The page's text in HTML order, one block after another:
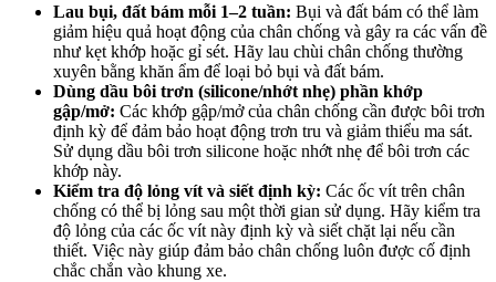
Lau bụi, đất bám mỗi 1–2 tuần: Bụi và đất bám có thể làm
giảm hiệu quả hoạt động của chân chống và gây ra các vấn đề
như kẹt khớp hoặc gỉ sét. Hãy lau chùi chân chống thường
xuyên bằng khăn ẩm để loại bỏ bụi và đất bám.
Dùng dầu bôi trơn (silicone/nhớt nhẹ) phần khớp
gập/mở: Các khớp gập/mở của chân chống cần được bôi trơn
định kỳ để đảm bảo hoạt động trơn tru và giảm thiểu ma sát.
Sử dụng dầu bôi trơn silicone hoặc nhớt nhẹ để bôi trơn các
khớp này.
Kiểm tra độ lỏng vít và siết định kỳ: Các ốc vít trên chân
chống có thể bị lỏng sau một thời gian sử dụng. Hãy kiểm tra
độ lỏng của các ốc vít này định kỳ và siết chặt lại nếu cần
thiết. Việc này giúp đảm bảo chân chống luôn được cố định
chắc chắn vào khung xe.